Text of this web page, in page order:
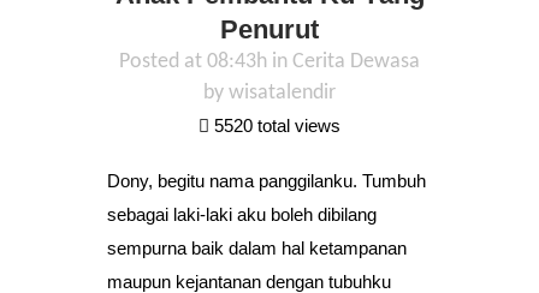
Penurut
Posted at 08:43h in Cerita Dewasa
by wisatalendir
5520 total views
Dony, begitu nama panggilanku. Tumbuh
sebagai laki-laki aku boleh dibilang
sempurna baik dalam hal ketampanan
maupun kejantanan dengan tubuhku